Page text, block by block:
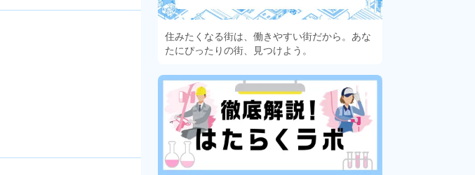
住みたくなる街は、働きやすい街だから。あな
たにぴったりの街、見つけよう。